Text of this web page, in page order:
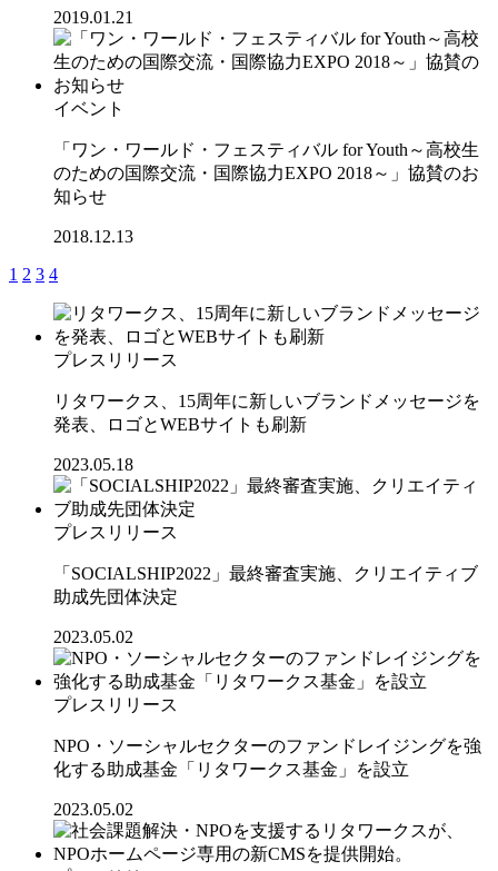
2019.01.21
イベント
「ワン・ワールド・フェスティバル for Youth～高校生
のための国際交流・国際協力EXPO 2018～」協賛のお
知らせ
2018.12.13
1 2 3 4
プレスリリース
リタワークス、15周年に新しいブランドメッセージを
発表、ロゴとWEBサイトも刷新
2023.05.18
プレスリリース
「SOCIALSHIP2022」最終審査実施、クリエイティブ
助成先団体決定
2023.05.02
プレスリリース
NPO・ソーシャルセクターのファンドレイジングを強
化する助成基金「リタワークス基金」を設立
2023.05.02